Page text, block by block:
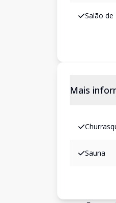
Salão de
Mais
Sauna